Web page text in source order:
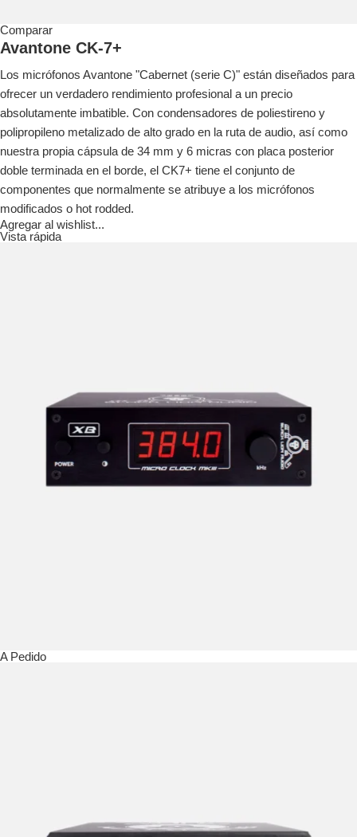
Comparar
Avantone CK-7+
Los micrófonos Avantone "Cabernet (serie C)" están diseñados para
ofrecer un verdadero rendimiento profesional a un precio
absolutamente imbatible. Con condensadores de poliestireno y
polipropileno metalizado de alto grado en la ruta de audio, así como
nuestra propia cápsula de 34 mm y 6 micras con placa posterior
doble terminada en el borde, el CK7+ tiene el conjunto de
componentes que normalmente se atribuye a los micrófonos
modificados o hot rodded.
Agregar al wishlist...
Vista rápida
A Pedido